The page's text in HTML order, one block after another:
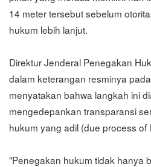
14 meter tersebut sebelum
hukum lebih lanjut.
Direktur Jenderal Penegakan
dalam keterangan resminya
menyatakan bahwa langkah ini
mengedepankan transparansi
hukum yang adil (due process of
"Penegakan hukum tidak hanya